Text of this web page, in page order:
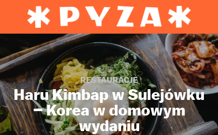
RESTAURACJE
Haru Kimbap w Sulejówku
– Korea w domowym
wydaniu